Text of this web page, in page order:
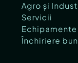
Agro și
Servicii
Închiriere